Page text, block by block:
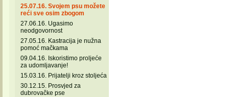
25.07.16. Svojem psu možete
reći sve osim zbogom
27.06.16. Ugasimo
neodgovornost
27.05.16. Kastracija je nužna
pomoć mačkama
09.04.16. Iskoristimo proljeće
za udomljavanje!
15.03.16. Prijatelji kroz stoljeća
30.12.15. Prosvjed za
dubrovačke pse